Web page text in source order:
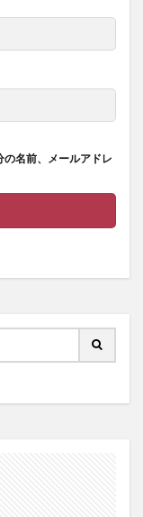
名前、メールアドレ